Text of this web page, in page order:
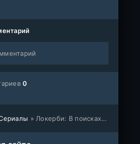
0
» Локерби: В поисках правды